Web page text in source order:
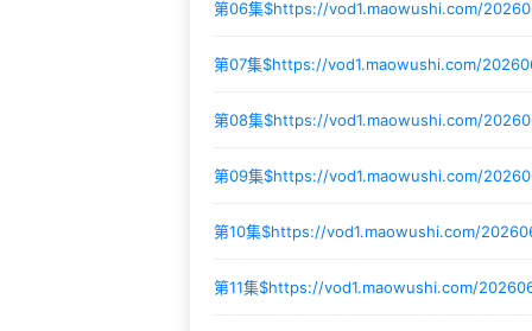
第06集$https://vod1.maowushi.com/
第07集$https://vod1.maowushi.com/
第08集$https://vod1.maowushi.com/
第09集$https://vod1.maowushi.com/
第10集$https://vod1.maowushi.com/
第11集$https://vod1.maowushi.com/